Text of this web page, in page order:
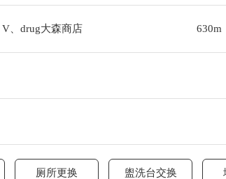
V、drug大森商店 630m
厕所更换 盥洗台交换